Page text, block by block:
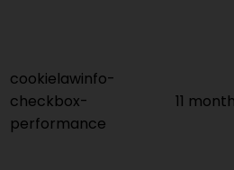
cookielawinfo-
checkbox-
performance
11